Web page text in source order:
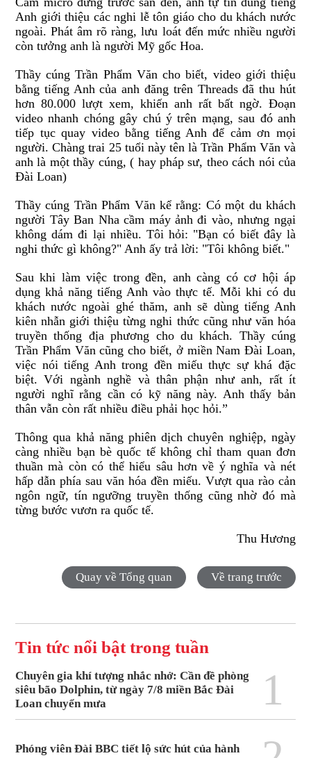
Anh giới thiệu các nghi lễ tôn giáo cho du khách nước
ngoài. Phát âm rõ ràng, lưu loát đến mức nhiều người
còn tưởng anh là người Mỹ gốc Hoa.
Thầy cúng Trần Phẩm Văn cho biết, video giới thiệu
bằng tiếng Anh của anh đăng trên Threadsđã thu hút
hơn 80.000 lượt xem, khiến anh rất bất ngờ. Đoạn
video nhanh chóng gây chú ý trên mạng, sau đó anh
tiếp tục quay video bằng tiếng Anhđể cảm ơn mọi
người. Chàng trai 25 tuổi này tên là Trần Phẩm Văn và
anh là một thầy cúng, ( hay pháp sư, theo cách nói của
Đài Loan)
Thầy cúng Trần Phẩm Văn kể rằng: Có một du khách
người Tây Ban Nha cầm máy ảnhđi vào, nhưng ngại
không dámđi lại nhiều. Tôi hỏi: "Bạn có biết đây là
nghi thức gì không?" Anh ấy trả lời: "Tôi không biết."
Sau khi làm việc trongđền, anh càng có cơ hội áp
dụng khả năng tiếng Anh vào thực tế. Mỗi khi có du
khách nước ngoài ghé thăm, anh sẽ dùng tiếng Anh
kiên nhẫn giới thiệu từng nghi thức cũng như văn hóa
truyền thống địa phương cho du khách. Thầy cúng
Trần Phẩm Văn cũng cho biết, ở miền NamĐài Loan,
việc nói tiếng Anh trong đền miếu thực sự khá đặc
biệt.Với ngành nghề và thân phận như anh, rất ít
người nghĩrằng cần có kỹ năng này. Anh thấy bản
thân vẫn còn rất nhiềuđiều phải học hỏi.”
Thông qua khả năng phiên dịch chuyên nghiệp, ngày
càng nhiều bạn bè quốc tế không chỉ tham quan đơn
thuần mà còn có thể hiểu sâu hơn về ý nghĩa và nét
hấp dẫn phía sau văn hóa đền miếu. Vượt qua rào cản
ngôn ngữ, tín ngưỡng truyền thống cũng nhờđó mà
từng bước vươn ra quốc tế.
Thu Hương
Quay về Tổng quan Về trang trước
Tin tức nổi bật trong tuần
Chuyên gia khí tượng nhắc nhở: Cần đề phòng
siêu bão Dolphin, từ ngày 7/8 miền Bắc Đài
Loan chuyển mưa
1
Phóng viên Đài BBC tiết lộ sức hút của hành